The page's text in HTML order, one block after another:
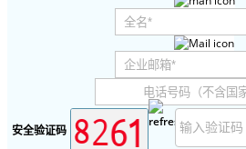
安全验证码